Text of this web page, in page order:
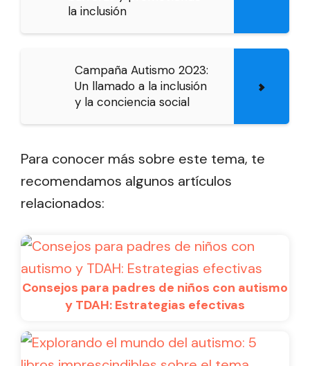
la inclusión
Campaña Autismo 2023:
Un llamado a la inclusión
y la conciencia social
Para conocer más sobre este tema, te
recomendamos algunos artículos
relacionados:
Consejos para padres de niños con autismo
y TDAH: Estrategias efectivas